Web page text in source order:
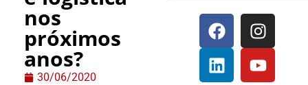
nos
próximos
anos?
30/06/2020